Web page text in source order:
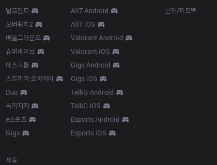
발로란트
오버워치2
배틀그라운드
슈퍼바이브
데스크톱
스트리머 오버레이
Duo
톡피지지
e스포츠
Gigs
AllT Android
AllT iOS
Valorant Android
Valorant iOS
Gigs Android
Gigs iOS
TalkG Android
TalkG iOS
Esports Android
Esports iOS
문의/피드백
제휴